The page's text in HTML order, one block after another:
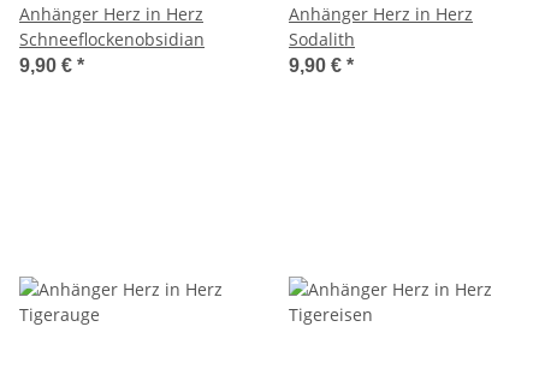
Anhänger Herz in Herz
Schneeflockenobsidian
9,90 € *
Anhänger Herz in Herz
Sodalith
9,90 € *